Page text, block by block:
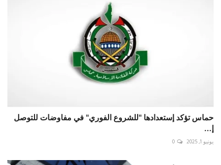
حماس تؤكد إستعدادها "للشروع الفوري" في مفاوضات للتوصل
إ...
يونيو 1, 2025 0